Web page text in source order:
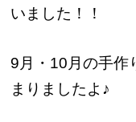
いました！！
9月・10月の手作
まりましたよ♪